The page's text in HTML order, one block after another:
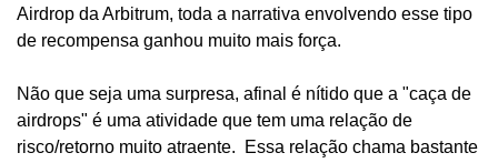
Airdrop da Arbitrum, toda a narrativa envolvendo esse tipo
de recompensa ganhou muito mais força.
Não que seja uma surpresa, afinal é nítido que a "caça de
airdrops" é uma atividade que tem uma relação de
risco/retorno muito atraente.  Essa relação chama bastante